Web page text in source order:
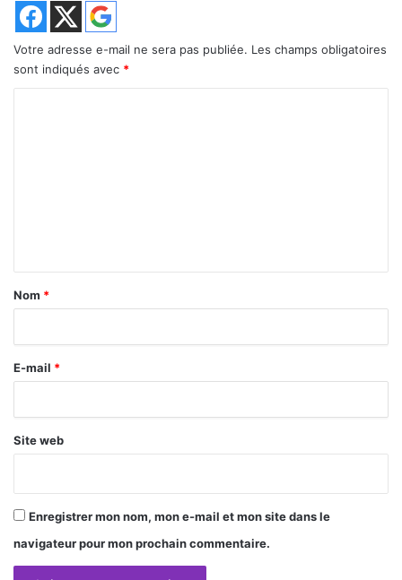
Votre adresse e-mail ne sera pas publiée. Les champs obligatoires
sont indiqués avec *
a
r
e
Nom *
E-mail *
Site web
Enregistrer mon nom, mon e-mail et mon site dans le
navigateur pour mon prochain commentaire.